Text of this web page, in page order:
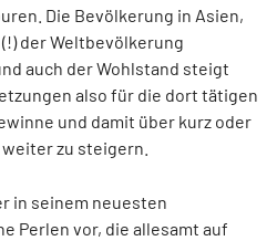
Die Bevölkerung in Asien,
der Weltbevölkerung
auch der Wohlstand steigt
also für die dort tätigen
und damit über kurz oder
zu steigern.
in seinem neuesten
Perlen vor, die allesamt auf